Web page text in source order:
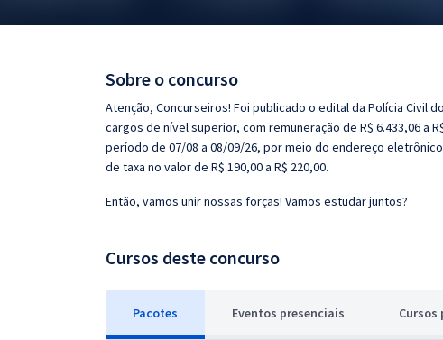
Sobre o concurso
Atenção, Concurseiros! Foi publicado o edital da Polícia Civil
cargos de nível superior, com remuneração de R$ 6.433,06 a
período de 07/08 a 08/09/26, por meio do endereço
de taxa no valor de R$ 190,00 a R$ 220,00.
Então, vamos unir nossas forças! Vamos estudar juntos?
Cursos deste concurso
Pacotes Eventos presenciais Cursos